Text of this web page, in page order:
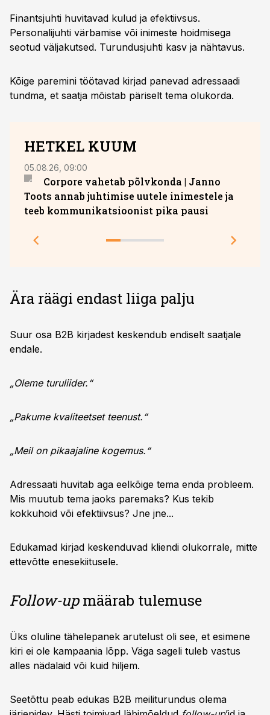
Finantsjuhti huvitavad kulud ja efektiivsus.
Personalijuhti värbamise või inimeste hoidmisega
seotud väljakutsed. Turundusjuhti kasv ja nähtavus.
Kõige paremini töötavad kirjad panevad adressaadi
tundma, et saatja mõistab päriselt tema olukorda.
HETKEL KUUM
05.08.26, 09:00
Corpore vahetab põlvkonda | Janno
Toots annab juhtimise uutele inimestele ja
teeb kommunikatsioonist pika pausi
Ära räägi endast liiga palju
Suur osa B2B kirjadest keskendub endiselt saatjale
endale.
„Oleme turuliider.“
„Pakume kvaliteetset teenust.“
„Meil on pikaajaline kogemus.“
Adressaati huvitab aga eelkõige tema enda probleem.
Mis muutub tema jaoks paremaks? Kus tekib
kokkuhoid või efektiivsus? Jne jne...
Edukamad kirjad keskenduvad kliendi olukorrale, mitte
ettevõtte enesekiitusele.
Follow-upmäärab tulemuse
Üks oluline tähelepanek arutelust oli see, et esimene
kiri ei ole kampaania lõpp. Väga sageli tuleb vastus
alles nädalaid või kuid hiljem.
Seetõttu peab edukas B2B meiliturundus olema